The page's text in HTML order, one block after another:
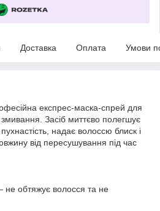
Доставка Оплата Умови
експрес-маска-спрей для
Засіб миттєво полегшує
надає волоссю блиск і
від пересушування під час
обтяжує волосся та не